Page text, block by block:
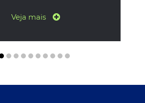
Veja mais